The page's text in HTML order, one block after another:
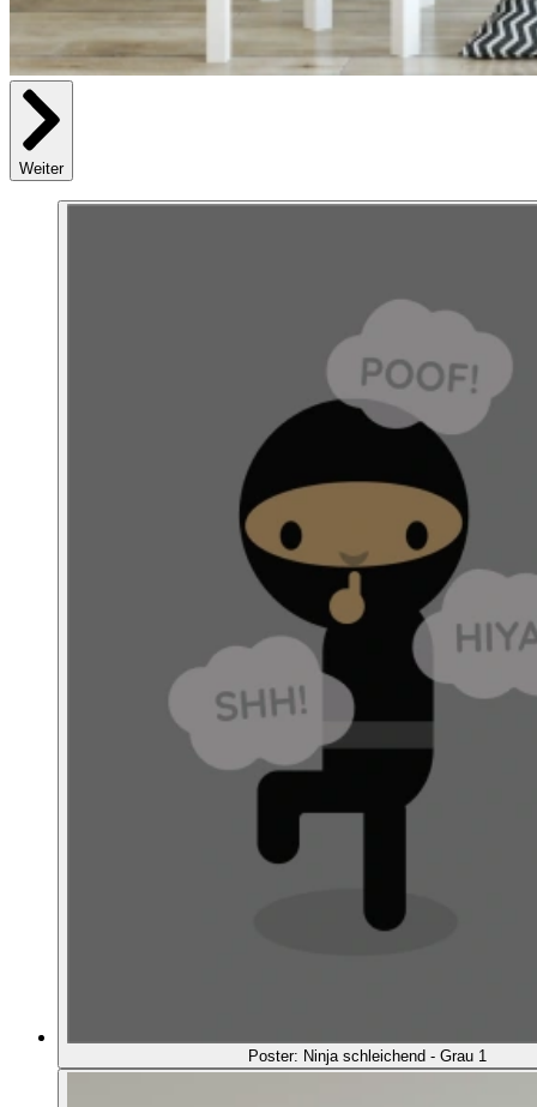
Weiter
Poster: Ninja schleichend - Grau 1